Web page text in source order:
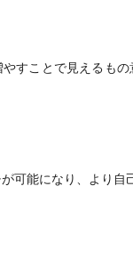
すことで見えるも
可能になり、より自